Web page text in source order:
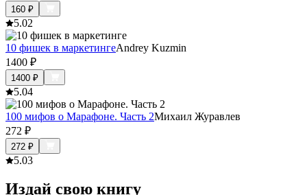
160 ₽
5.02
10 фишек в маркетингеAndrey Kuzmin
1400 ₽
1400 ₽
5.04
100 мифов о Марафоне. Часть 2Михаил Журавлев
272 ₽
272 ₽
5.03
Издай свою книгу